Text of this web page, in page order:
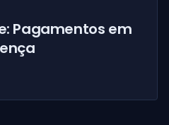
Pagamentos em